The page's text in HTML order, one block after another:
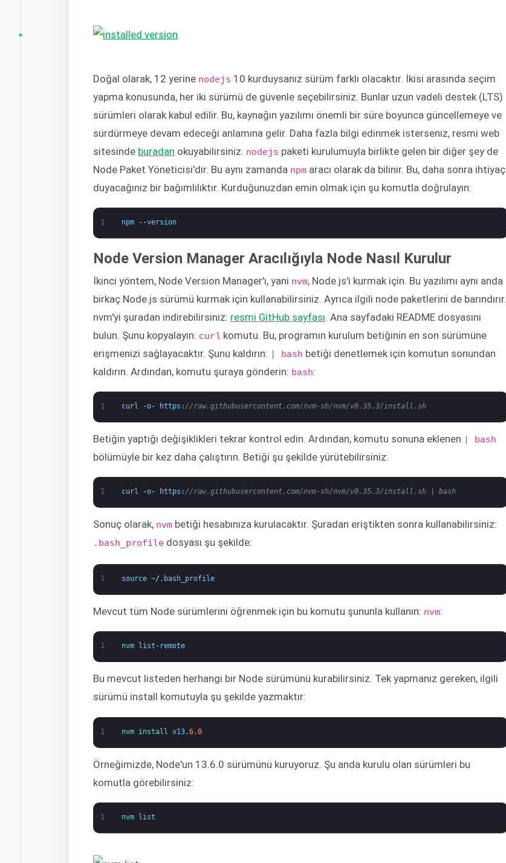
Doğal olarak, 12 yerine nodejs 10 kurduysanız sürüm farklı olacaktır. İkisi arasında seçim
yapma konusunda, her iki sürümü de güvenle seçebilirsiniz. Bunlar uzun vadeli destek (LTS)
sürümleri olarak kabul edilir. Bu, kaynağın yazılımı önemli bir süre boyunca güncellemeye ve
sürdürmeye devam edeceği anlamına gelir. Daha fazla bilgi edinmek isterseniz, resmi web
sitesinde buradan okuyabilirsiniz. nodejs paketi kurulumuyla birlikte gelen bir diğer şey de
Node Paket Yöneticisi'dir. Bu aynı zamanda npm aracı olarak da bilinir. Bu, daha sonra ihtiyaç
duyacağınız bir bağımlılıktır. Kurduğunuzdan emin olmak için şu komutla doğrulayın:
1 npm --version
Node Version Manager Aracılığıyla Node Nasıl Kurulur
İkinci yöntem, Node Version Manager'ı, yani nvm, Node.js'i kurmak için. Bu yazılımı aynı anda
birkaç Node.js sürümü kurmak için kullanabilirsiniz. Ayrıca ilgili node paketlerini de barındırır.
nvm'yi şuradan indirebilirsiniz: resmi GitHub sayfası . Ana sayfadaki README dosyasını
bulun. Şunu kopyalayın: curl komutu. Bu, programın kurulum betiğinin en son sürümüne
erişmenizi sağlayacaktır. Şunu kaldırın:
| bash betiği denetlemek için komutun sonundan
kaldırın. Ardından, komutu şuraya gönderin: bash:
1 curl -o- https : //raw.githubusercontent.com/nvm-sh/nvm/v0.35.3/install.sh
Betiğin yaptığı değişiklikleri tekrar kontrol edin. Ardından, komutu sonuna eklenen | bash
bölümüyle bir kez daha çalıştırın. Betiği şu şekilde yürütebilirsiniz:
1 curl -o- https : //raw.githubusercontent.com/nvm-sh/nvm/v0.35.3/install.sh | bash
Sonuç olarak, nvm betiği hesabınıza kurulacaktır. Şuradan eriştikten sonra kullanabilirsiniz:
.bash_profile dosyası şu şekilde:
1 source ~/ . bash_profile
Mevcut tüm Node sürümlerini öğrenmek için bu komutu şununla kullanın: nvm:
1 nvm list - remote
Bu mevcut listeden herhangi bir Node sürümünü kurabilirsiniz. Tek yapmanız gereken, ilgili
sürümü install komutuyla şu şekilde yazmaktır:
1 nvm install v13.6.0
Örneğimizde, Node'un 13.6.0 sürümünü kuruyoruz. Şu anda kurulu olan sürümleri bu
komutla görebilirsiniz:
1 nvm list